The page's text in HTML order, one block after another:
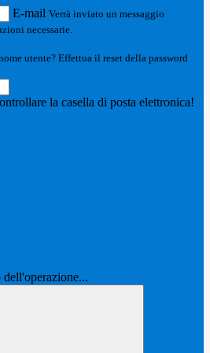
E-mail Verrà inviato un messaggio
necessarie.
utente? Effettua il reset della password
la casella di posta elettronica!